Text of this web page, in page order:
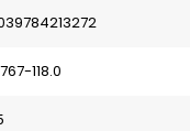
118.0